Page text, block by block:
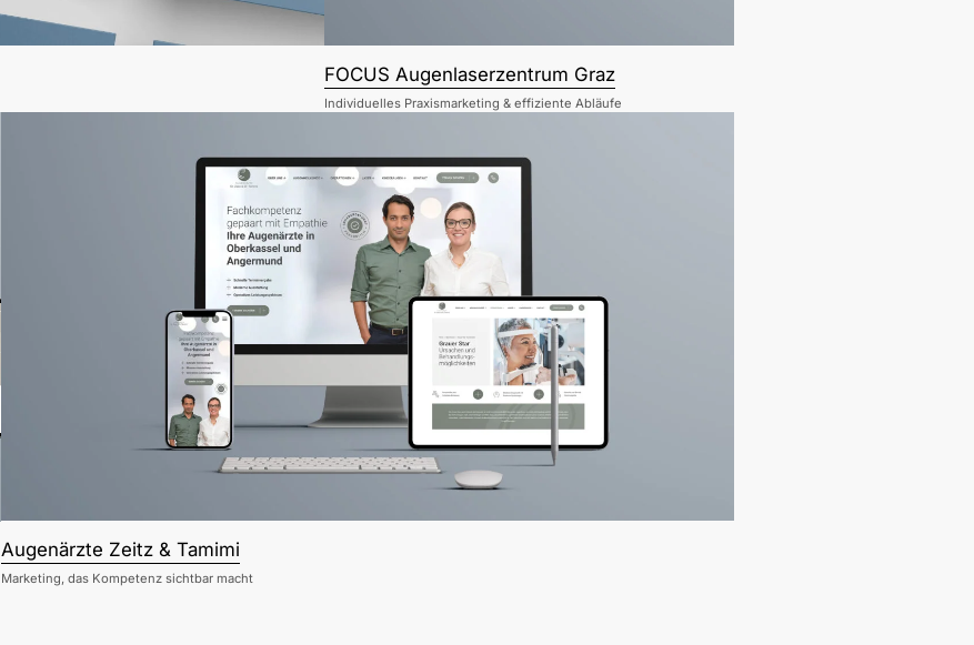
FOCUS Augenlaserzentrum Graz
Individuelles Praxismarketing & effiziente Abläufe
Augenärzte Zeitz & Tamimi
Marketing, das Kompetenz sichtbar macht